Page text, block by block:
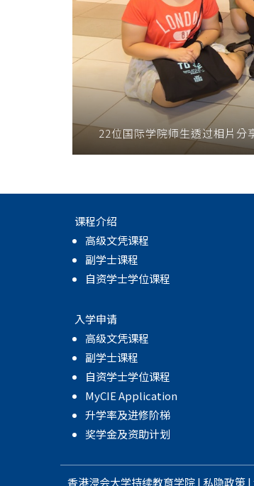
22位国际学院师生透过相片分
课程介绍
高级文凭课程
副学士课程
自资学士学位课程
入学申请
高级文凭课程
副学士课程
自资学士学位课程
MyCIE Application
升学率及进修阶梯
奖学金及资助计划
香港浸会大学持续教育学院| 私隐政策|